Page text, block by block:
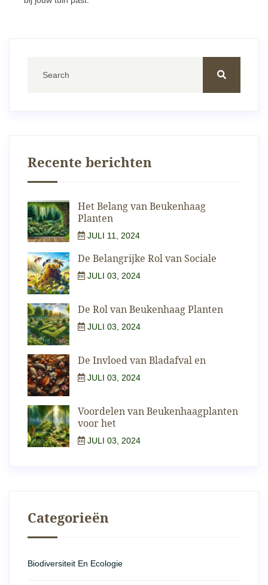
Recente berichten
Het Belang van Beukenhaag
Planten
JULI 11, 2024
De Belangrijke Rol van Sociale
JULI 03, 2024
De Rol van Beukenhaag Planten
JULI 03, 2024
De Invloed van Bladafval en
JULI 03, 2024
Voordelen van Beukenhaagplanten
voor het
JULI 03, 2024
Categorieën
Biodiversiteit En Ecologie